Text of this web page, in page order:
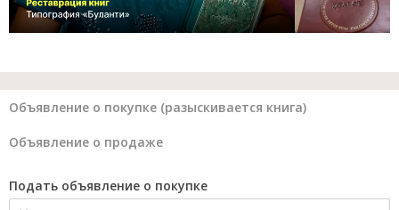
Объявление о покупке (разыскивается книга)
Объявление о продаже
Подать объявление о покупке